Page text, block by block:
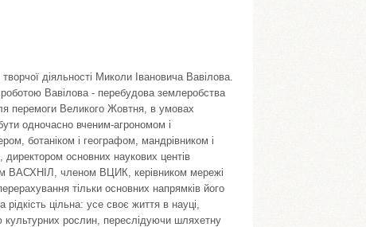
діяльності Миколи Івановича Вавілова.
Вавілова - перебудова землеробства
перемоги Великого Жовтня, в умовах
одночасно вченим-агрономом і
ботаніком і географом, мандрівником і
основних наукових центів
ВАСХНІЛ, членом ВЦИК, керівником мережі
тільки основних напрямків його
рідкість цільна: усе своє життя в науці,
культурних рослин, переслідуючи шляхетну